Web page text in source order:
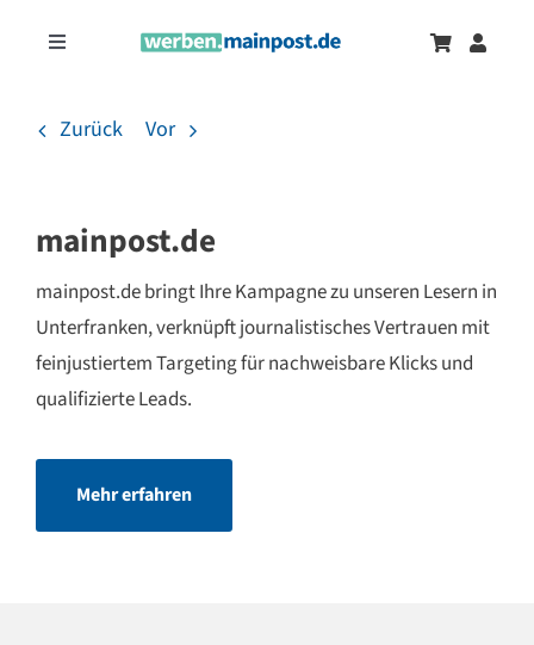
InhaltToggle
Onlinewerbung
Zurück Vor
mainpost.de
mainpost.de bringt Ihre Kampagne zu unseren Lesern in
Unterfranken, verknüpft journalistisches Vertrauen mit
feinjustiertem Targeting für nachweisbare Klicks und
qualifizierte Leads.
Mehr erfahren